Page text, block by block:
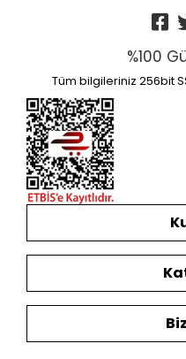
%100
Tüm bilgileriniz 256bit